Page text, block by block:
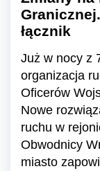
łącznik
Już w nocy z
organizacja
Oficerów
Nowe
ruchu w
Obwodnicy
miasto